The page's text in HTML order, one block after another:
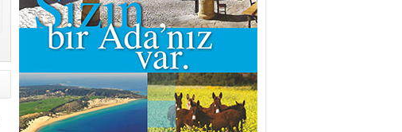
Ediz TUNCEL
Göz göre göre…
Taner ULUTAŞ
İnşallah St. Lois ile Hakkaido
Adası gibi olmayız !...